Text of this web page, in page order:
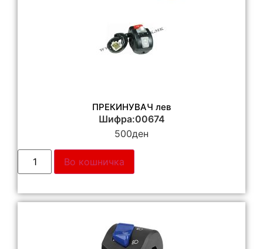
ПРЕКИНУВАЧ лев
Шифра:00674
500ден
Во кошничка